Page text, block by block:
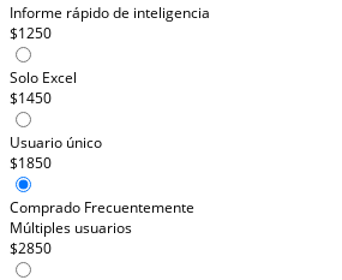
Informe rápido de inteligencia
$1250
Solo Excel
$1450
Usuario único
$1850
Comprado Frecuentemente
Múltiples usuarios
$2850